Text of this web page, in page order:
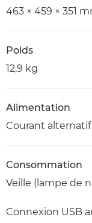
463 × 459 × 351
Poids
12,9 kg
Alimentation
Courant alternatif
Consommation
Veille (lampe de
Connexion USB